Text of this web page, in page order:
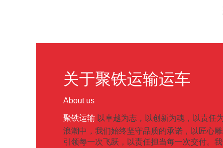
关于聚铁运输运车
About us
聚铁运输 以卓越为志，以创新为魂，以责任
浪潮中，我们始终坚守品质的承诺，以匠心
引领每一次飞跃，以责任担当每一次交付。